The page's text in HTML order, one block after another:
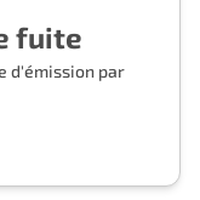
fuite
d'émission par